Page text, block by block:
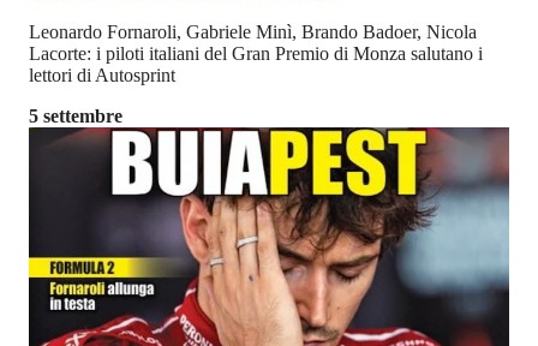
Leonardo Fornaroli, Gabriele Minì, Brando Badoer, Nicola
Lacorte: i piloti italiani del Gran Premio di Monza salutano i
lettori di Autosprint
5 settembre